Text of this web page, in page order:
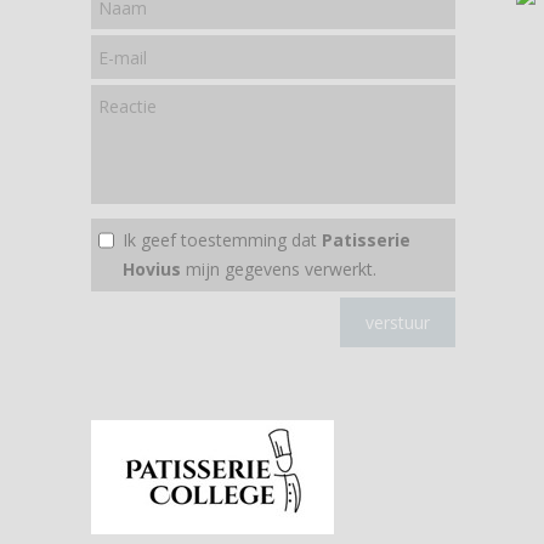
Ik geef toestemming dat Patisserie
Hovius mijn gegevens verwerkt.